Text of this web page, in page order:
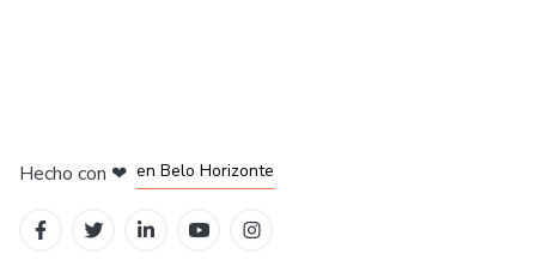
Hecho con ❤ en Belo Horizonte